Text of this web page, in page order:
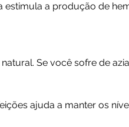
estimula a produção de
Se você sofre de
ajuda a manter os